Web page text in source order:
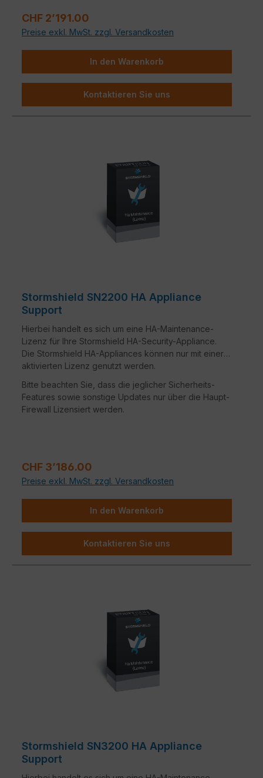
Regulärer Preis:
CHF 2’191.00
Preise exkl. MwSt. zzgl. Versandkosten
In den Warenkorb
Kontaktieren Sie uns
Stormshield SN2200 HA Appliance
Support
Hierbei handelt es sich um eine HA-Maintenance-
Lizenz für Ihre Stormshield HA-Security-Appliance.
Die Stormshield HA-Appliances können nur mit einer
aktivierten Lizenz genutzt werden.
Bitte beachten Sie, dass die jeglicher Sicherheits-
Features sowie sonstige Updates nur über die Haupt-
Firewall Lizensiert werden.
Regulärer Preis:
CHF 3’186.00
Preise exkl. MwSt. zzgl. Versandkosten
In den Warenkorb
Kontaktieren Sie uns
Stormshield SN3200 HA Appliance
Support